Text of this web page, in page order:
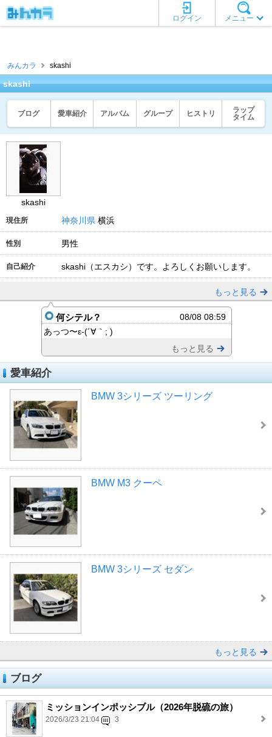
メニュー
ログイン
みんカラ skashi
skashi
ブログ 愛車紹介 アルバム グループ ヒストリ
ラップ
タイム
skashi
現住所 神奈川県 横浜
性別 男性
自己紹介 skashi（エスカシ）です。よろしくお願いします。
もっと見る
何シテル？
08/08 08:59
あっつ〜ε-(´∀｀; )
もっと見る
愛車紹介
BMW 3シリーズ ツーリング
BMW M3 クーペ
BMW 3シリーズ セダン
もっと見る
ブログ
ミッションインポッシブル（2026年脱硫の旅）
2026/3/23 21:04 3